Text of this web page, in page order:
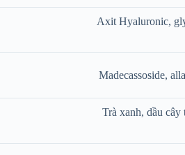
Axit Hyaluronic,
Madecassoside,
Trà xanh, dầu cây